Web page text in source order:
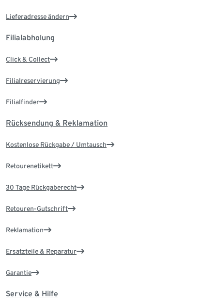
Lieferadresse ändern
Filialabholung
Click & Collect
Filialreservierung
Filialfinder
Rücksendung & Reklamation
Kostenlose Rückgabe / Umtausch
Retourenetikett
30 Tage Rückgaberecht
Retouren-Gutschrift
Reklamation
Ersatzteile & Reparatur
Garantie
Service & Hilfe